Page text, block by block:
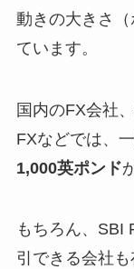
動きの大きさ
ています。
国内のFX会社
FXなどでは、
1,000英ポンド
もちろん、SBI
引できる会社も